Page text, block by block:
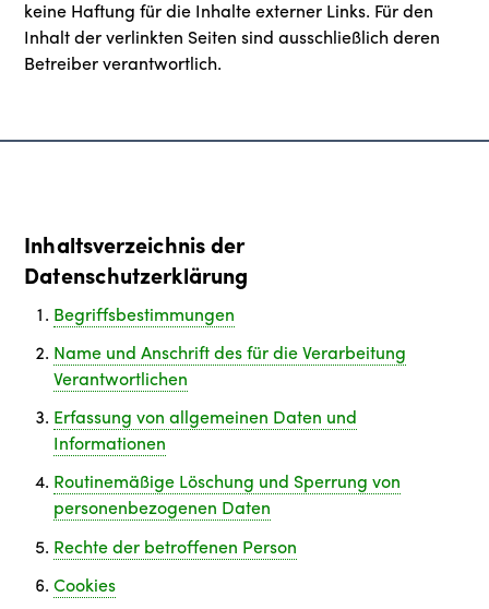
keine Haftung für die Inhalte externer Links. Für den
Inhalt der verlinkten Seiten sind ausschließlich deren
Betreiber verantwortlich.
Inhaltsverzeichnis der
Datenschutzerklärung
Begriffsbestimmungen
Name und Anschrift des für die Verarbeitung
Verantwortlichen
Erfassung von allgemeinen Daten und
Informationen
Routinemäßige Löschung und Sperrung von
personenbezogenen Daten
Rechte der betroffenen Person
Cookies